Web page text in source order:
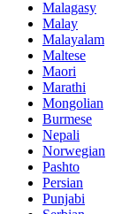
Malagasy
Malay
Malayalam
Maltese
Maori
Marathi
Mongolian
Burmese
Nepali
Norwegian
Pashto
Persian
Punjabi